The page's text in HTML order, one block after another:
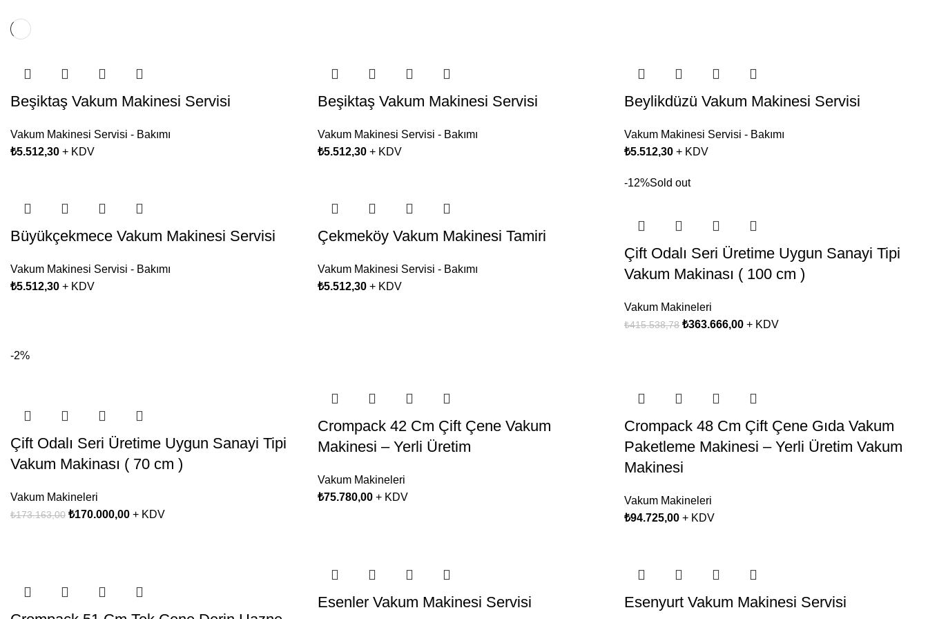
Beşiktaş Vakum Makinesi Servisi
Vakum Makinesi Servisi - Bakımı
₺5.512,30 + KDV
Beşiktaş Vakum Makinesi Servisi
Vakum Makinesi Servisi - Bakımı
₺5.512,30 + KDV
Beylikdüzü Vakum Makinesi Servisi
Vakum Makinesi Servisi - Bakımı
₺5.512,30 + KDV
Büyükçekmece Vakum Makinesi Servisi
Vakum Makinesi Servisi - Bakımı
₺5.512,30 + KDV
Çekmeköy Vakum Makinesi Tamiri
Vakum Makinesi Servisi - Bakımı
₺5.512,30 + KDV
-12%Sold out
Çift Odalı Seri Üretime Uygun Sanayi Tipi
Vakum Makinası ( 100 cm )
Vakum Makineleri
₺415.538,78 ₺363.666,00 + KDV
-2%
Çift Odalı Seri Üretime Uygun Sanayi Tipi
Vakum Makinası ( 70 cm )
Vakum Makineleri
₺173.163,00 ₺170.000,00 + KDV
Crompack 42 Cm Çift Çene Vakum
Makinesi – Yerli Üretim
Vakum Makineleri
₺75.780,00 + KDV
Crompack 48 Cm Çift Çene Gıda Vakum
Paketleme Makinesi – Yerli Üretim Vakum
Makinesi
Vakum Makineleri
₺94.725,00 + KDV
Esenler Vakum Makinesi Servisi Esenyurt Vakum Makinesi Servisi